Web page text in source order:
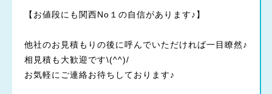
【お値段にも関西No１の自信があります♪】
他社のお見積もりの後に呼んでいただければ一目瞭然♪
相見積も大歓迎です\(^^)/
お気軽にご連絡お待ちしております♪